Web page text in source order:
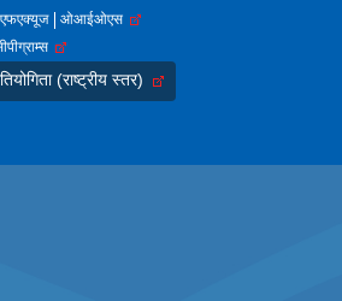
एफएक्यूज ओआईओएस
(राष्ट्रीय स्तर)